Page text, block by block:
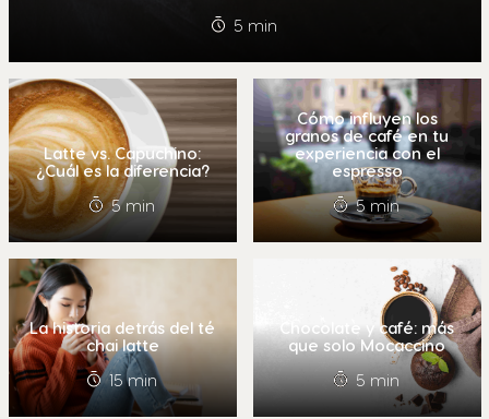
5 min
Latte vs. Capuchino:
¿Cuál es la diferencia?
5 min
Cómo influyen los
granos de café en tu
experiencia con el
espresso
5 min
La historia detrás del té
chai latte
15 min
Chocolate y café: más
que solo Mocaccino
5 min